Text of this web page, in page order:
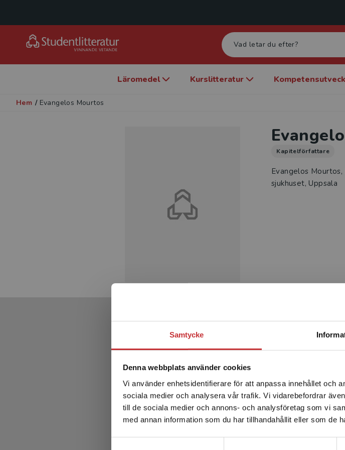
Samtycke
Denna webbplats använder cookies
Vi använder enhetsidentifierare för att anpassa innehållet och
sociala medier och analysera vår trafik. Vi vidarebefordrar
till de sociala medier och annons- och analysföretag som vi
med annan information som du har tillhandahållit eller som de
Begränsad
Det verkar som att du
enhet utanför Sverige. Vi
Sverige. För att kunna slutföra
leveransadressen vara i
Läromedel Kurslitteratur
Hem / Evangelos Mourtos
Kapitelförfattare
Evangelos
sjukhuset, Uppsala